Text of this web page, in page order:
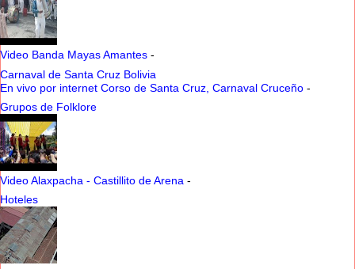
Video Banda Mayas Amantes -
Carnaval de Santa Cruz Bolivia
En vivo por internet Corso de Santa Cruz, Carnaval Cruceño -
Grupos de Folklore
Video Alaxpacha - Castillito de Arena -
Hoteles